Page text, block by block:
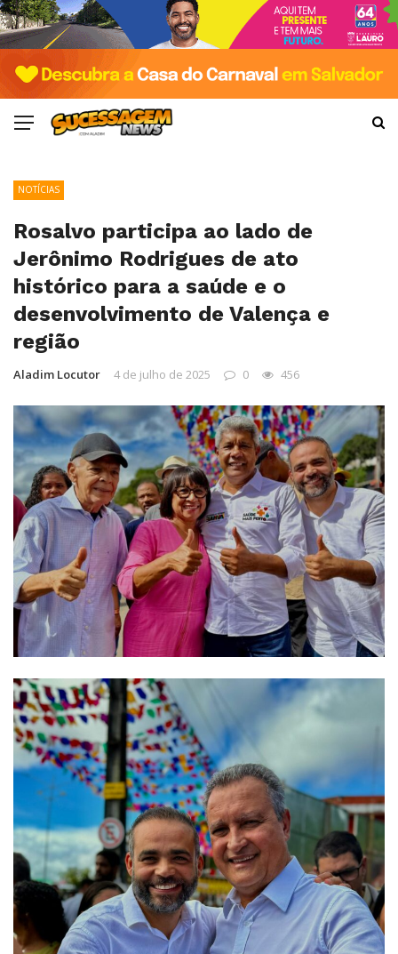
NOTÍCIAS
Rosalvo participa ao lado de
Jerônimo Rodrigues de ato
histórico para a saúde e o
desenvolvimento de Valença e
região
Aladim Locutor 4 de julho de 2025 0 456